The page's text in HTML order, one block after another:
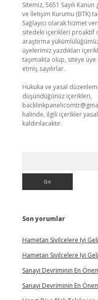
Sitemiz, 5651 Sayılı
ve İletişim Kurumu (BTK)
Sağlayıcı olarak hizmet
sitedeki içerikleri proaktif
araştırma
üyelerimiz yazdıkları
taşımakta olup, siteye
etmiş sayılırlar.
Hukuka ve yasal
düşündüğünüz içerikleri,
halinde, ilgili içerikler
kaldırılacaktır.
Son yorumlar
Hametan Sivilcelere Iyi
Hametan Sivilcelere Iyi
Sanayi Devriminin En
Sanayi Devriminin En